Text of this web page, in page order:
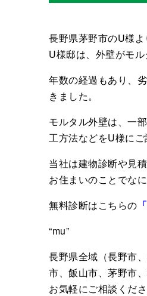
長野県茅野市のU様
U様邸は、外壁がモル
年数の経過もあり、
きました。
モルタル外壁は、一
工方法などをU様にご
当社は建物診断や見
お住まいのことでな
無料診断はこちらの
“mu”
長野県全域（長野市
市、飯山市、茅野市
お気軽にご相談くださ